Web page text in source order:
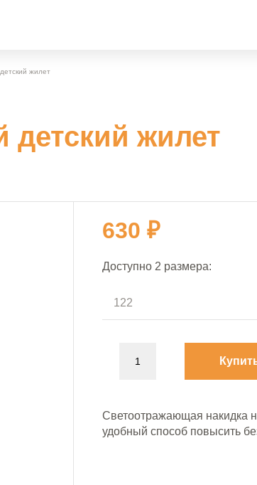
жилет
жилет
630 ₽
Доступно 2 размера:
Светоотражающая накидка
удобный способ повысить